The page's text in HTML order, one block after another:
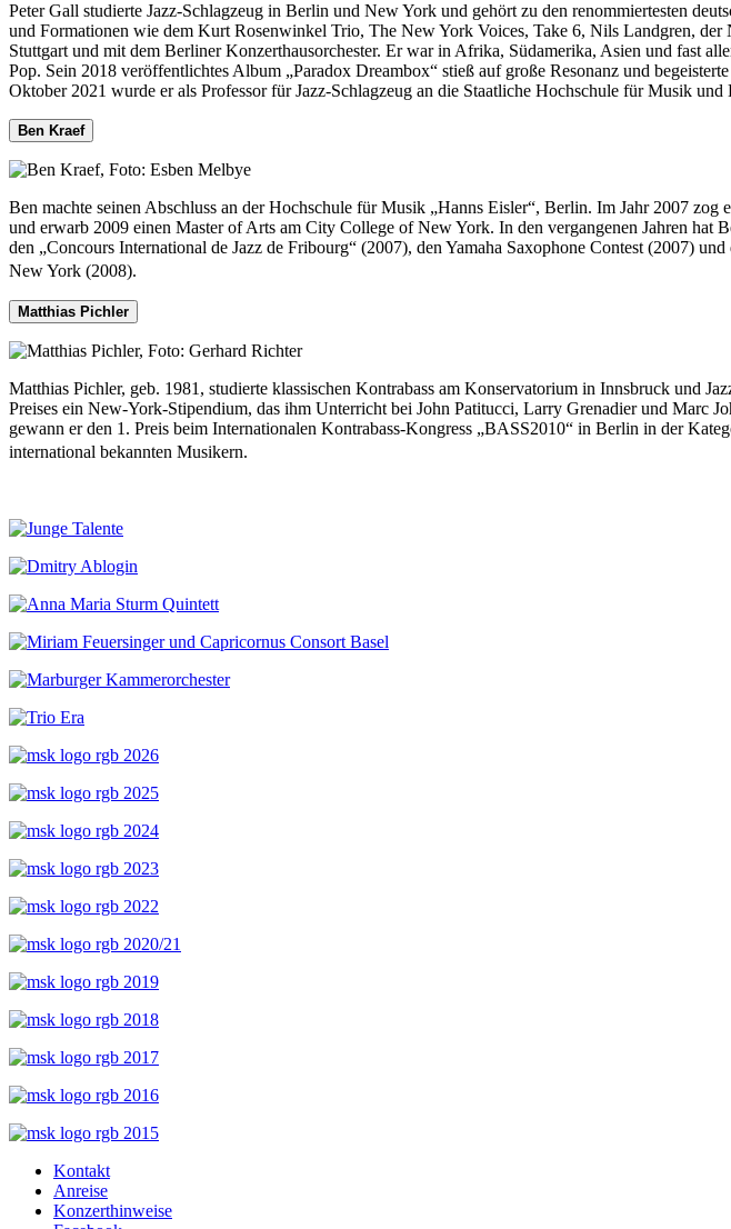
Peter Gall studierte Jazz-Schlagzeug in Berlin und New York und gehört zu den renommiertesten
und Formationen wie dem Kurt Rosenwinkel Trio, The New York Voices, Take 6, Nils Landgren,
Stuttgart und mit dem Berliner Konzerthausorchester. Er war in Afrika, Südamerika, Asien und fast
Pop. Sein 2018 veröffentlichtes Album „Paradox Dreambox“ stieß auf große Resonanz und
Oktober 2021 wurde er als Professor für Jazz-Schlagzeug an die Staatliche Hochschule für Musik
Ben Kraef
Ben machte seinen Abschluss an der Hochschule für Musik „Hanns Eisler“, Berlin. Im Jahr 2007
und erwarb 2009 einen Master of Arts am City College of New York. In den vergangenen Jahren hat
den „Concours International de Jazz de Fribourg“ (2007), den Yamaha Saxophone Contest (2007)
New York (2008).
Matthias Pichler
Matthias Pichler, geb. 1981, studierte klassischen Kontrabass am Konservatorium in Innsbruck und
Preises ein New-York-Stipendium, das ihm Unterricht bei John Patitucci, Larry Grenadier und Marc
gewann er den 1. Preis beim Internationalen Kontrabass-Kongress „BASS2010“ in Berlin in der
international bekannten Musikern.
Kontakt
Anreise
Konzerthinweise